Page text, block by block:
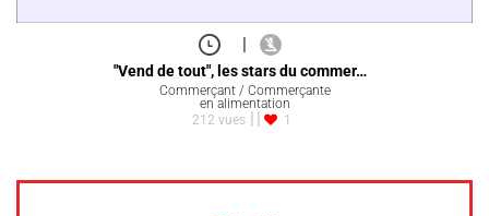
|
"Vend de tout", les stars du commer…
Commerçant / Commerçante
en alimentation
212 vues
1